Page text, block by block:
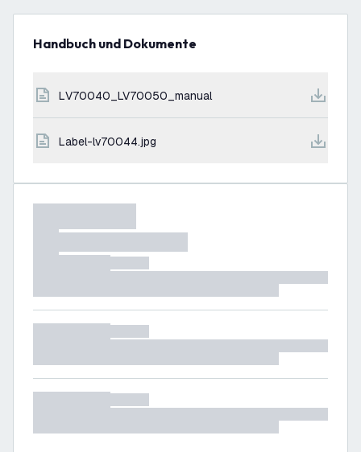
Handbuch und Dokumente
LV70040_LV70050_manual
label-lv70044.jpg